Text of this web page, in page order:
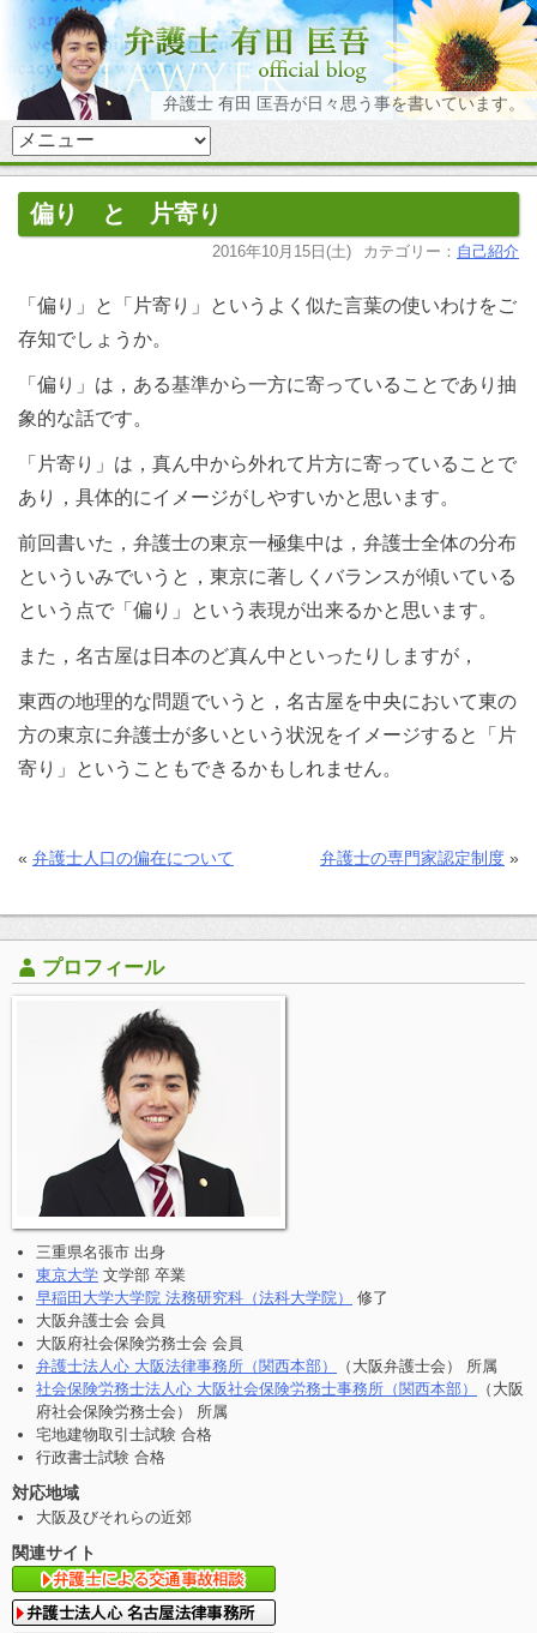
弁護士 有田 匡吾が日々思う事を書いています。
偏り と 片寄り
2016年10月15日(土) カテゴリー： 自己紹介
「偏り」と「片寄り」というよく似た言葉の使いわけをご
存知でしょうか。
「偏り」は，ある基準から一方に寄っていることであり抽
象的な話です。
「片寄り」は，真ん中から外れて片方に寄っていることで
あり，具体的にイメージがしやすいかと思います。
前回書いた，弁護士の東京一極集中は，弁護士全体の分布
といういみでいうと，東京に著しくバランスが傾いている
という点で「偏り」という表現が出来るかと思います。
また，名古屋は日本のど真ん中といったりしますが，
東西の地理的な問題でいうと，名古屋を中央において東の
方の東京に弁護士が多いという状況をイメージすると「片
寄り」ということもできるかもしれません。
« 弁護士人口の偏在について 弁護士の専門家認定制度 »
プロフィール
三重県名張市 出身
東京大学 文学部 卒業
早稲田大学大学院 法務研究科（法科大学院）
修了
大阪弁護士会 会員
大阪府社会保険労務士会 会員
弁護士法人心 大阪法律事務所（関西本部）
（大阪弁護士会） 所属
社会保険労務士法人心 大阪社会保険労務士事務所（関西本部）
（大阪
府社会保険労務士会） 所属
宅地建物取引士試験 合格
行政書士試験 合格
対応地域
大阪及びそれらの近郊
関連サイト